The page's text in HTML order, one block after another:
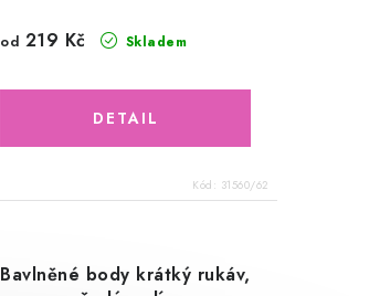
Skladem
od 219 Kč
Kód: 31560/62
Bavlněné body krátký rukáv,